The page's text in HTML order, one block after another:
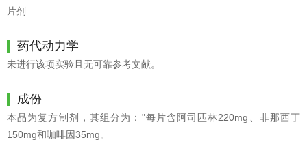
片剂
药代动力学
未进行该项实验且无可靠参考文献。
成份
本品为复方制剂，其组分为："每片含阿司匹林220mg、非那西丁
150mg和咖啡因35mg。